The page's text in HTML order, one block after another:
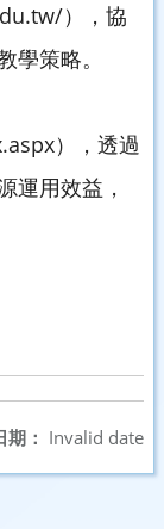
），協
策略。
），透過
運用效益，
： Invalid date